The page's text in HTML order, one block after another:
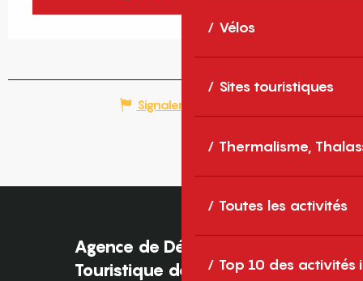
Vélos
Sites touristiques
Thermalisme,
Toutes les activités
Top 10 des activités
Signaler une erreur
Agence de Développement
Touristique des Pyrénées-